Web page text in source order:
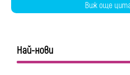
Виж още
Най-нови